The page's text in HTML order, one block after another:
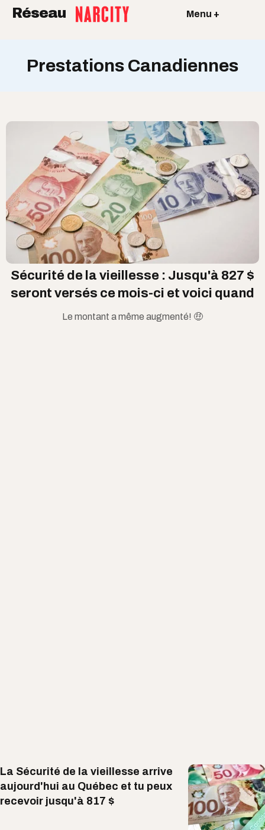
Réseau Menu +
Prestations Canadiennes
Sécurité de la vieillesse : Jusqu'à 827 $
seront versés ce mois-ci et voici quand
Le montant a même augmenté! 🤑
La Sécurité de la vieillesse arrive
aujourd'hui au Québec et tu peux
recevoir jusqu'à 817 $